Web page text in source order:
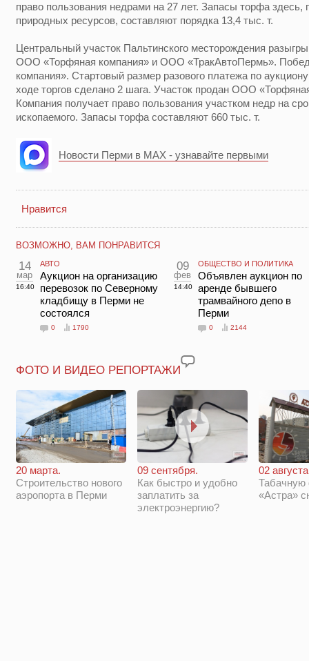
право пользования недрами на 27 лет. Запасы торфа здесь,
природных ресурсов, составляют порядка 13,4 тыс. т.
Центральный участок Пальтинского месторождения
ООО «Торфяная компания» и ООО «ТракАвтоПермь».
компания». Стартовый размер разового платежа по
ходе торгов сделано 2 шага. Участок продан ООО
Компания получает право пользования участком недр на
ископаемого. Запасы торфа составляют 660 тыс. т.
Новости Перми в MAX - узнавайте первыми
Нравится
ВОЗМОЖНО, ВАМ ПОНРАВИТСЯ
14
мар
16:40
АВТО
Аукцион на организацию
перевозок по Северному
кладбищу в Перми не
состоялся
0 1790
09
фев
14:40
ОБЩЕСТВО И ПОЛИТИКА
Объявлен аукцион по
аренде бывшего
трамвайного депо в
Перми
0 2144
ФОТО И ВИДЕО РЕПОРТАЖИ
20 марта.
Строительство нового
аэропорта в Перми
09 сентября.
Как быстро и удобно
заплатить за
электроэнергию?
02
Табачную
«Астра»